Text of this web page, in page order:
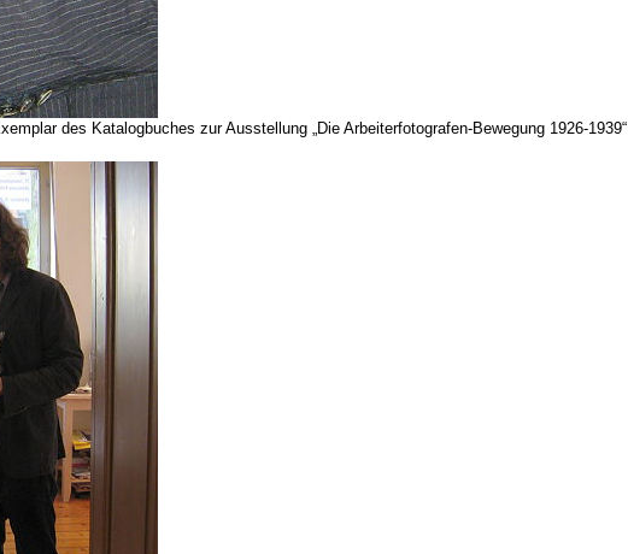
des Katalogbuches zur Ausstellung „Die Arbeiterfotografen-Bewegung 1926-1939“